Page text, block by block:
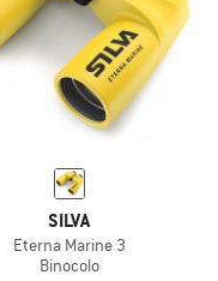
SILVA
Eterna Marine 3
Binocolo